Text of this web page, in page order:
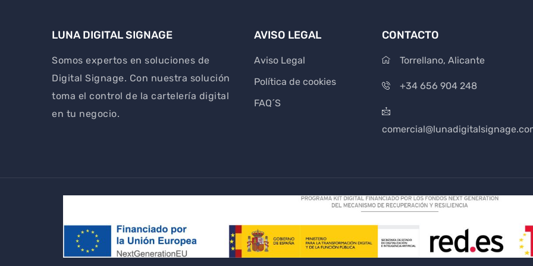
LUNA DIGITAL SIGNAGE
Somos expertos en soluciones de
Digital Signage. Con nuestra solución
toma el control de la cartelería digital
en tu negocio.
AVISO LEGAL
Aviso Legal
Política de cookies
FAQ´S
CONTACTO
Torrellano, Alicante
+34 656 904 248